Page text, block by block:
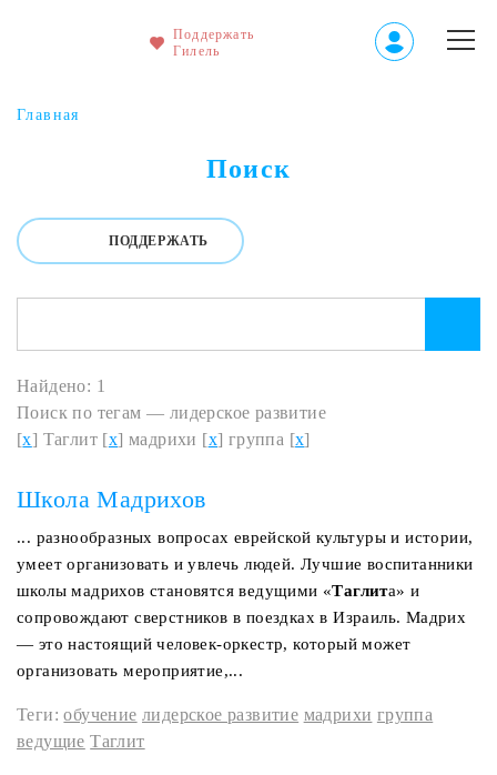
Поддержать
Гилель
Главная
Поиск
ПОДДЕРЖАТЬ
Найдено: 1
Поиск по тегам — лидерское развитие
[x] Таглит [x] мадрихи [x] группа [x]
Школа Мадрихов
... разнообразных вопросах еврейской культуры и истории,
умеет организовать и увлечь людей. Лучшие воспитанники
школы мадрихов становятся ведущими «Таглита» и
сопровождают сверстников в поездках в Израиль. Мадрих
— это настоящий человек-оркестр, который может
организовать мероприятие,...
Теги:обучение лидерское развитие мадрихи группа
ведущие Таглит